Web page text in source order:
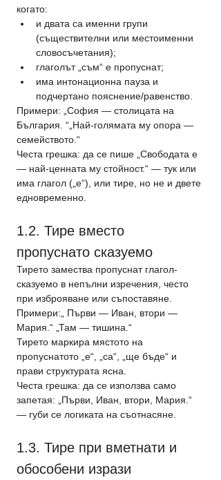
когато:
и двата са именни групи
(съществителни или местоименни
словосъчетания);
глаголът „съм“ е пропуснат;
има интонационна пауза и
подчертано пояснение/равенство.
Примери: „София — столицата на
България. “„Най-голямата му опора —
семейството.“
Честа грешка: да се пише „Свободата е
— най-ценната му стойност.“ — тук или
има глагол („е“), или тире, но не и двете
едновременно.
1.2. Тире вместо
пропуснато сказуемо
Тирето замества пропуснат глагол-
сказуемо в непълни изречения, често
при изброяване или съпоставяне.
Примери:„ Първи — Иван, втори —
Мария.“ „Там — тишина.“
Тирето маркира мястото на
пропуснатото „е“, „са“, „ще бъде“ и
прави структурата ясна.
Честа грешка: да се използва само
запетая: „Първи, Иван, втори, Мария.“
— губи се логиката на съотнасяне.
1.3. Тире при вметнати и
обособени изрази